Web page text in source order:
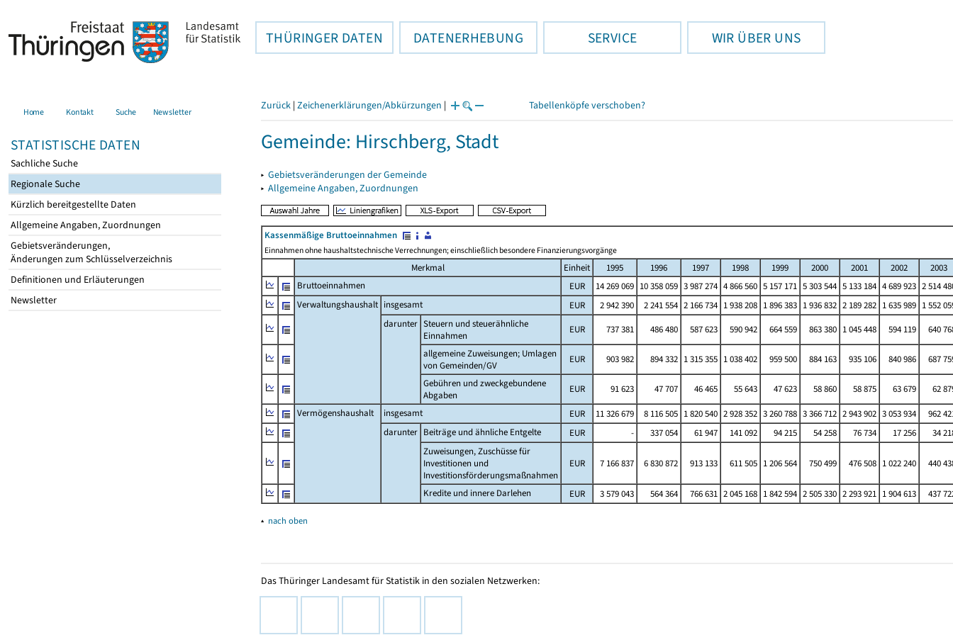
THÜRINGER DATEN DATENERHEBUNG SERVICE WIR ÜBER UNS
Home Kontakt Suche Newsletter
STATISTISCHE DATEN
Sachliche Suche
Regionale Suche
Kürzlich bereitgestellte Daten
Allgemeine Angaben, Zuordnungen
Gebietsveränderungen,
Änderungen zum Schlüsselverzeichnis
Definitionen und Erläuterungen
Newsletter
Zurück | Zeichenerklärungen/Abkürzungen | Tabellenköpfe verschoben?
Gemeinde: Hirschberg, Stadt
▸ Gebietsveränderungen der Gemeinde
▸ Allgemeine Angaben, Zuordnungen
Kassenmäßige Bruttoeinnahmen
Einnahmen ohne haushaltstechnische Verrechnungen; einschließlich besondere Finanzierungsvorgänge
Merkmal Einheit 1995 1996 1997 1998 1999 2000 2001 2002
2003
Bruttoeinnahmen
EUR 14 269 069 10 358 059 3 987 274 4 866 560 5 157 171 5 303 544 5 133 184 4 689 923 2 514
Verwaltungshaushalt insgesamt EUR 2 942 390 2 241 554 2 166 734 1 938 208 1 896 383 1 936 832 2 189 282 1 635 989 1 552
darunter Steuern und steuerähnliche
Einnahmen
EUR 737 381 486 480 587 623 590 942 664 559 863 380 1 045 448 594 119
640
allgemeine Zuweisungen; Umlagen
von Gemeinden/GV
EUR 903 982 894 332 1 315 355 1 038 402 959 500 884 163 935 106 840 986
687
Gebühren und zweckgebundene
Abgaben
EUR 91 623 47 707 46 465 55 643 47 623 58 860 58 875 63 679
62
Vermögenshaushalt
insgesamt EUR 11 326 679 8 116 505 1 820 540 2 928 352 3 260 788 3 366 712 2 943 902 3 053 934
962
darunter Beiträge und ähnliche Entgelte EUR - 337 054 61 947 141 092 94 215 54 258 76 734 17 256
34
Zuweisungen, Zuschüsse für
Investitionen und
Investitionsförderungsmaßnahmen
EUR 7 166 837 6 830 872 913 133 611 505 1 206 564 750 499 476 508 1 022 240 440
Kredite und innere Darlehen EUR 3 579 043 564 364 766 631 2 045 168 1 842 594 2 505 330 2 293 921 1 904 613 437
▴ nach oben
Das Thüringer Landesamt für Statistik in den sozialen Netzwerken: